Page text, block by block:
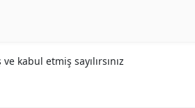
kabul etmiş sayılırsınız